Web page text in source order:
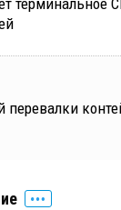
терминальное
перевалки